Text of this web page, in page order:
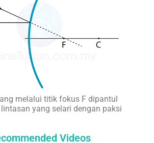
melalui titik fokus F dipantul
yang selari dengan paksi
Videos